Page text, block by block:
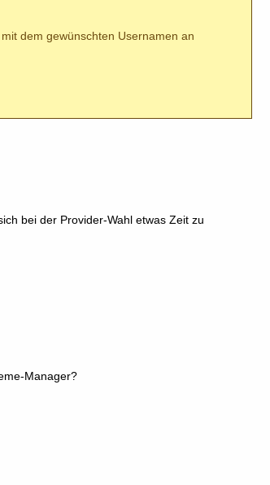
dem gewünschten Usernamen an
bei der Provider-Wahl etwas Zeit zu
Manager?